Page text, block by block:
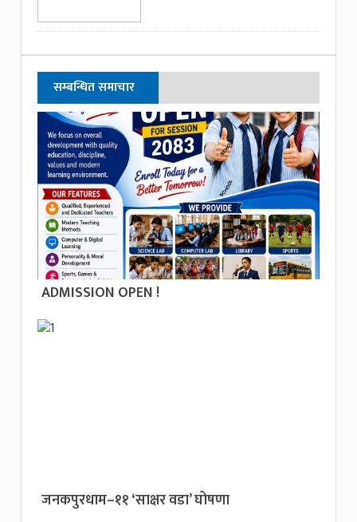
सम्बन्धित समाचार
ADMISSION OPEN !
जनकपुरधाम–११ ‘साक्षर वडा’ घोषणा